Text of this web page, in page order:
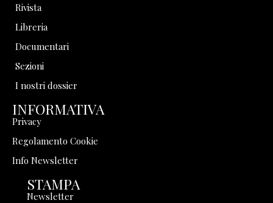
Rivista
Libreria
Documentari
Sezioni
I nostri dossier
INFORMATIVA
Privacy
Regolamento Cookie
Info Newsletter
STAMPA
Newsletter